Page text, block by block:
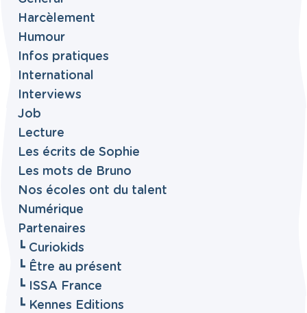
Harcèlement
Humour
Infos pratiques
International
Interviews
Job
Lecture
Les écrits de Sophie
Les mots de Bruno
Nos écoles ont du talent
Numérique
Partenaires
┗ Curiokids
┗ Être au présent
┗ ISSA France
┗ Kennes Editions